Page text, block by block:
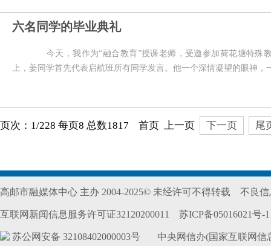
六名同学的毕业典礼
今天，我作为“融合教育”授课老师，受邀参加荷花塘特
上，姜同学首先代表启航班所有同学发言。他一个深情凝望的眼神，
页次：1/228 每页8 总数1817 首页 上一页 下一页 尾
高邮市融媒体中心 主办 2004-2025© 未经许可不得转载 不良信
互联网新闻信息服务许可证32120200011 苏ICP备05016021号-1
苏公网安备 32108402000003号 中央网信办(国家互联网